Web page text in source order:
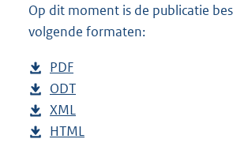
:
Op dit moment is de publicatie
volgende formaten:
D
o
w
n
PDF
e
s
t
D
o
w
ODT
s
D
o
XML
e
D
HTML